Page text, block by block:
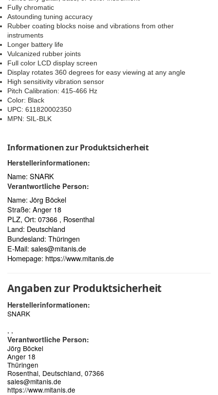
Fully chromatic
Astounding tuning accuracy
Rubber coating blocks noise and vibrations from other
instruments
Longer battery life
Vulcanized rubber joints
Full color LCD display screen
Display rotates 360 degrees for easy viewing at any angle
High sensitivity vibration sensor
Pitch Calibration: 415-466 Hz
Color: Black
UPC: 611820002350
MPN: SIL-BLK
Informationen zur Produktsicherheit
Herstellerinformationen:
Name: SNARK
Verantwortliche Person:
Name: Jörg Böckel
Straße: Anger 18
PLZ, Ort: 07366 , Rosenthal
Land: Deutschland
Bundesland: Thüringen
E-Mail: sales@mitanis.de
Homepage: https://www.mitanis.de
Angaben zur Produktsicherheit
Herstellerinformationen:
SNARK
, ,
Verantwortliche Person:
Jörg Böckel
Anger 18
Thüringen
Rosenthal, Deutschland, 07366
sales@mitanis.de
https://www.mitanis.de